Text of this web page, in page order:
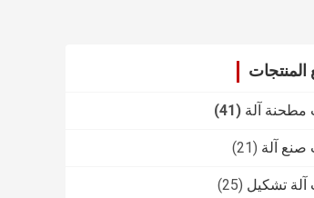
المنتجات
مطحنة آلة (41)
صنع آلة (21)
آلة تشكيل (25)